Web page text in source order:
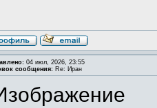
04 июл, 2026, 23:55
сообщения: Re: Иран